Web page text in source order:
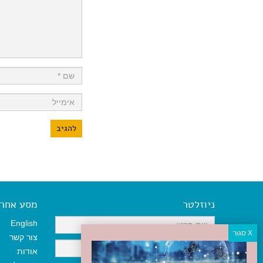
ניוזלטר מסע אחר
English
צור קשר
אודות